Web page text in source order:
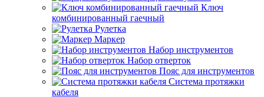
Ключ
комбинированный гаечный
Рулетка
Маркер
Набор инструментов
Набор отверток
Пояс для инструментов
Система протяжки
кабеля